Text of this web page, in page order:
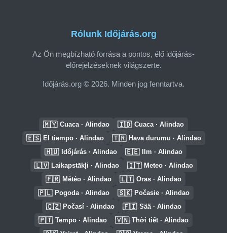
Rólunk Időjárás.org
Az Ön megbízható forrása a pontos, élő időjárás-
előrejelzéseknek világszerte.
Időjárás.org © 2026. Minden jog fenntartva.
🇲🇾 Cuaca · Alindao 🇮🇩 Cuaca · Alindao
🇪🇸 El tiempo · Alindao 🇹🇷 Hava durumu · Alindao
🇭🇺 Időjárás · Alindao 🇪🇪 Ilm · Alindao
🇱🇻 Laikapstākļi · Alindao 🇮🇹 Meteo · Alindao
🇫🇷 Météo · Alindao 🇱🇹 Oras · Alindao
🇵🇱 Pogoda · Alindao 🇸🇰 Počasie · Alindao
🇨🇿 Počasí · Alindao 🇫🇮 Sää · Alindao
🇵🇹 Tempo · Alindao 🇻🇳 Thời tiết · Alindao